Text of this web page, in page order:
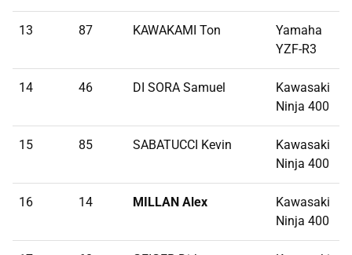
13 87 KAWAKAMI Ton
Yamaha
YZF-R3
14 46 DI SORA Samuel
Kawasaki
Ninja 400
15 85 SABATUCCI Kevin
Kawasaki
Ninja 400
16 14 MILLAN Alex
Kawasaki
Ninja 400